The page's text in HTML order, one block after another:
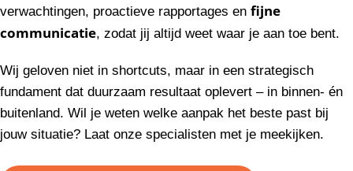
verwachtingen, proactieve rapportages en fijne
communicatie, zodat jij altijd weet waar je aan toe bent.
Wij geloven niet in shortcuts, maar in een strategisch
fundament dat duurzaam resultaat oplevert – in binnen- én
buitenland. Wil je weten welke aanpak het beste past bij
jouw situatie? Laat onze specialisten met je meekijken.